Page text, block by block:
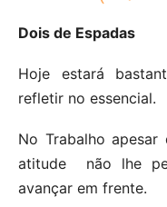
Dois de Espadas
Hoje estará
refletir no essencial.
No Trabalho
atitude
não lhe
avançar em frente.